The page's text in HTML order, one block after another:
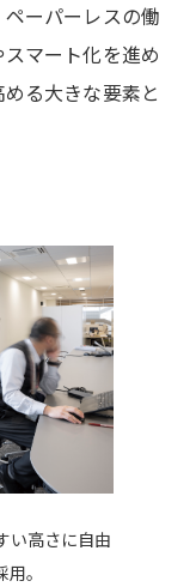
ーパーレスの働
マート化を進め
る大きな要素と
い高さに自由
。